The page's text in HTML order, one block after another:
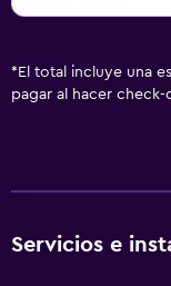
* El total incluye una
pagar al hacer check-
Servicios e